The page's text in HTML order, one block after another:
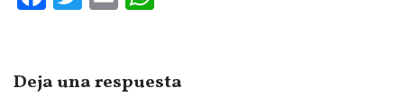
e er l
s
Deja una respuesta